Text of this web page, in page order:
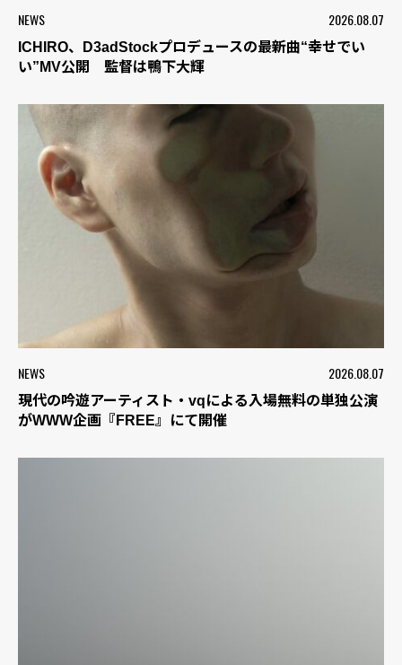
NEWS 2026.08.07
ICHIRO、D3adStockプロデュースの最新曲“幸せでい
い”MV公開 監督は鴨下大輝
NEWS 2026.08.07
現代の吟遊アーティスト・vqによる入場無料の単独公演
がWWW企画『FREE』にて開催